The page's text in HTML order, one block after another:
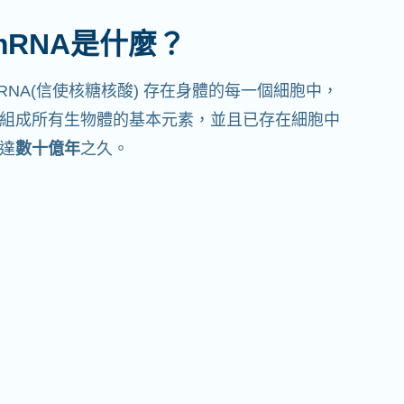
是什麼？
信使核糖核酸) 存在身體的每一個細胞中，
成所有生物體的基本元素，並且已存在細胞中
數十億年之久。